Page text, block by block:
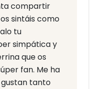
compartir
sintáis como
tu
simpática y
que os
fan. Me ha
tanto